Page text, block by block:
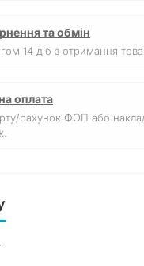
та обмін
14 діб з отримання
оплата
рахунок ФОП або